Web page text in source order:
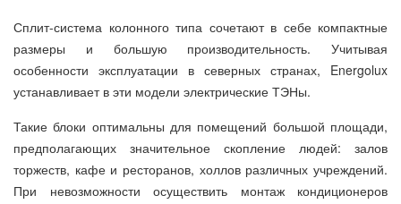
Сплит-система колонного типа сочетают в себе компактные
размеры и большую производительность. Учитывая
особенности эксплуатации в северных странах, Energolux
устанавливает в эти модели электрические ТЭНы.
Такие блоки оптимальны для помещений большой площади,
предполагающих значительное скопление людей: залов
торжеств, кафе и ресторанов, холлов различных учреждений.
При невозможности осуществить монтаж кондиционеров